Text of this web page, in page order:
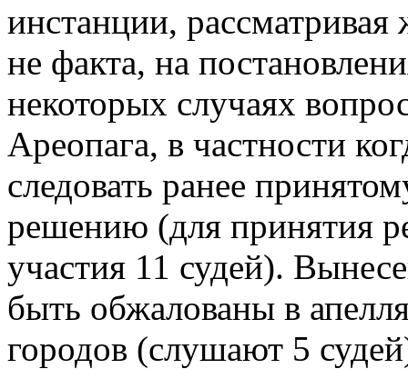
инстанции,
не факта, на
некоторых случаях
Ареопага, в частности
следовать ранее
решению (для принятия
участия 11 судей).
быть обжалованы в
городов (слушают 5